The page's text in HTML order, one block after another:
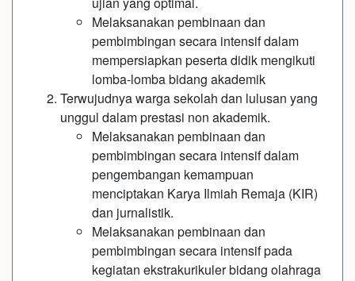
Melaksanakan pembinaan dan
pembimbingan secara intensif dalam
mempersiapkan peserta didik mengikuti
lomba-lomba bidang akademik
Terwujudnya warga sekolah dan lulusan yang
unggul dalam prestasi non akademik.
Melaksanakan pembinaan dan
pembimbingan secara intensif dalam
pengembangan kemampuan
menciptakan Karya Ilmiah Remaja (KIR)
dan jurnalistik.
Melaksanakan pembinaan dan
pembimbingan secara intensif pada
kegiatan ekstrakurikuler bidang olahraga